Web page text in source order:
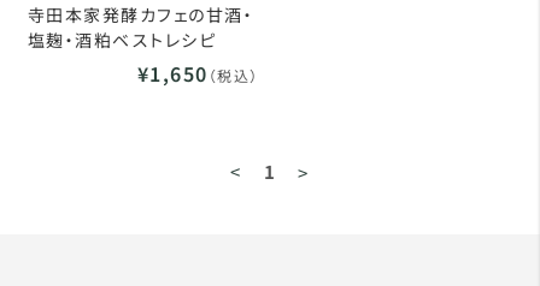
寺田本家発酵カフェの甘酒・
塩麹・酒粕ベストレシピ
¥1,650 （税込）
< 1 >